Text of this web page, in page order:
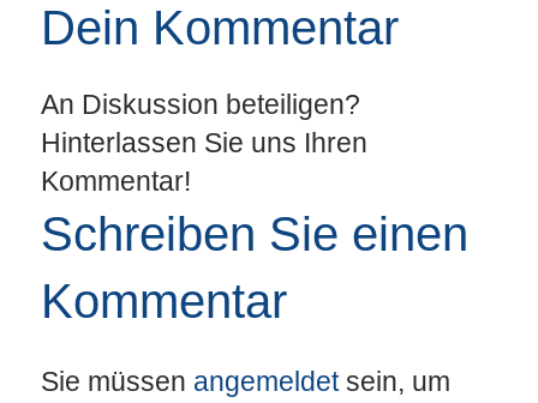
Dein Kommentar
An Diskussion beteiligen?
Hinterlassen Sie uns Ihren
Kommentar!
Schreiben Sie einen
Kommentar
Sie müssen angemeldetsein, um